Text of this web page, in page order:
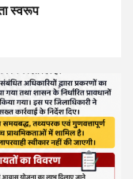
स्वरूप